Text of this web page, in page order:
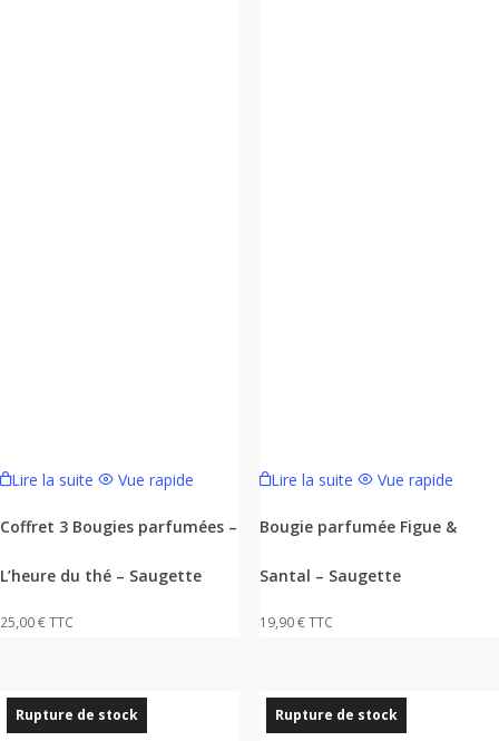
Lire la suite Vue rapide
Coffret 3 Bougies parfumées –
L’heure du thé – Saugette
25,00€TTC
Lire la suite Vue rapide
Bougie parfumée Figue &
Santal – Saugette
19,90€TTC
Rupture de stock Rupture de stock